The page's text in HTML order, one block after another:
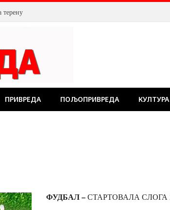
терену
ПРИВРЕДА ПОЉОПРИВРЕДА КУЛТУРА
ФУДБАЛ –СТАРТОВАЛА СЛОГА